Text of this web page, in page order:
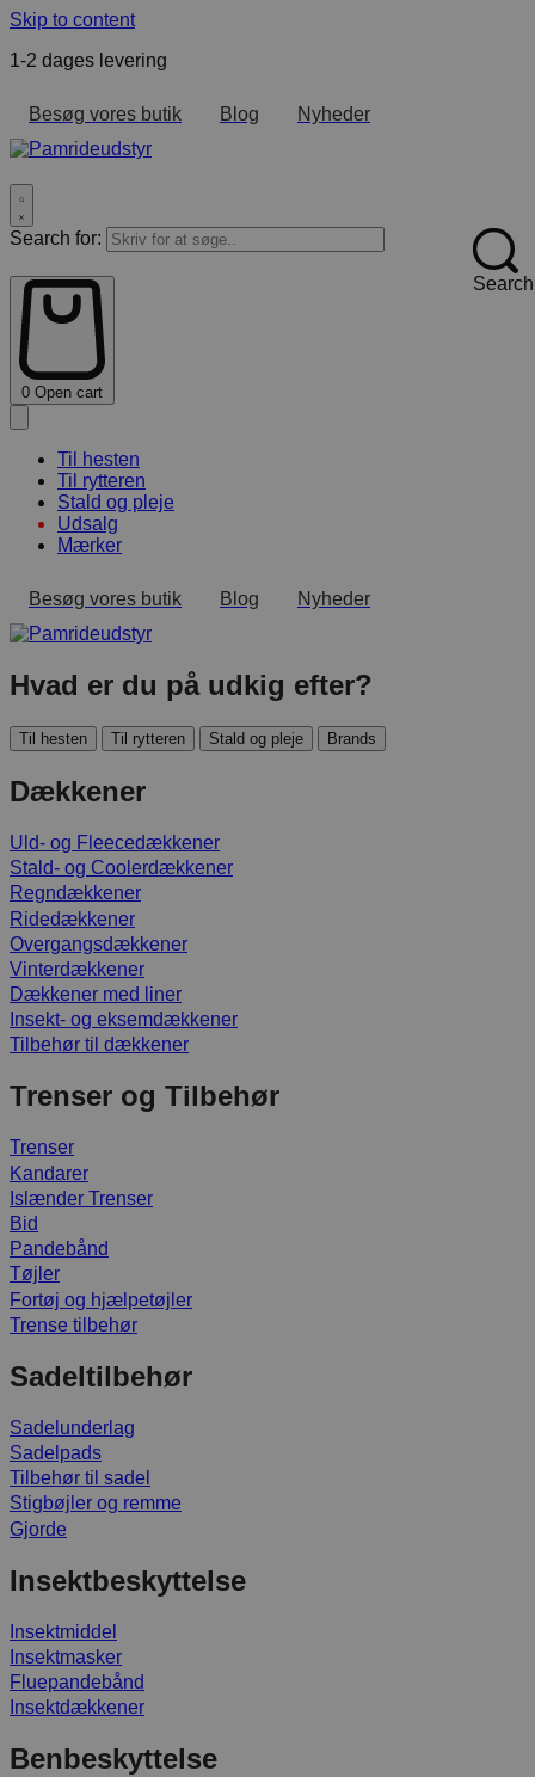
Skip to content
1-2 dages levering
Besøg vores butik Blog Nyheder
Search for:
Search
0 Open cart
Til hesten
Til rytteren
Stald og pleje
Udsalg
Mærker
Besøg vores butik Blog Nyheder
Hvad er du på udkig efter?
Til hesten Til rytteren Stald og pleje Brands
Dækkener
Uld- og Fleecedækkener
Stald- og Coolerdækkener
Regndækkener
Ridedækkener
Overgangsdækkener
Vinterdækkener
Dækkener med liner
Insekt- og eksemdækkener
Tilbehør til dækkener
Trenser og Tilbehør
Trenser
Kandarer
Islænder Trenser
Bid
Pandebånd
Tøjler
Fortøj og hjælpetøjler
Trense tilbehør
Sadeltilbehør
Sadelunderlag
Sadelpads
Tilbehør til sadel
Stigbøjler og remme
Gjorde
Insektbeskyttelse
Insektmiddel
Insektmasker
Fluepandebånd
Insektdækkener
Benbeskyttelse